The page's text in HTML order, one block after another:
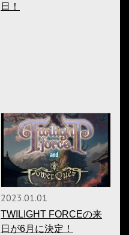
日！
2023.01.01
TWILIGHT FORCEの来
日が6月に決定！